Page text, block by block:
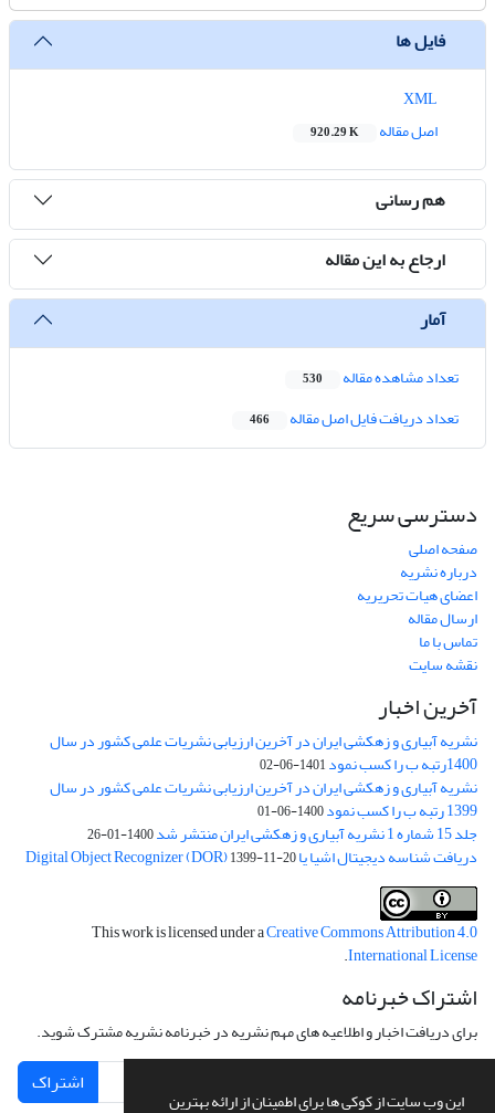
این وب سایت از کوکی ها برای اطمینان از ارائه بهترین
فایل ها
اصل مقاله
920.29 K
هم رسانی
ارجاع به این مقاله
آمار
تعداد مشاهده مقاله 530
تعداد دریافت فایل اصل مقاله 466
دسترسی سریع
صفحه اصلی
درباره نشریه
اعضای هیات تحریریه
ارسال مقاله
تماس با ما
نقشه سایت
آخرین اخبار
نشریه آبیاری و زهکشی ایران در آخرین ارزیابی نشریات علمی کشور در سال
1400رتبه ب را کسب نمود 1401-06-02
نشریه آبیاری و زهکشی ایران در آخرین ارزیابی نشریات علمی کشور در سال
1399 رتبه ب را کسب نمود 1400-06-01
جلد 15 شماره 1 نشریه آبیاری و زهکشی ایران منتشر شد 1400-01-26
دریافت شناسه دیجیتال اشیا یا Digital Object Recognizer (DOR)1399-11-20
This work is licensed under aCreative Commons Attribution 4.0
International License
.
اشتراک خبرنامه
برای دریافت اخبار و اطلاعیه های مهم نشریه در خبرنامه نشریه مشترک شوید.
اشتراک